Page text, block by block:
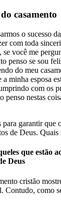
casamento
o sucesso
com toda
se você me
penso se sou
do meu
minha esposa
com os
penso nestas
garantir que
de Deus. Quais
que estão
Deus
cristão
Contudo, como